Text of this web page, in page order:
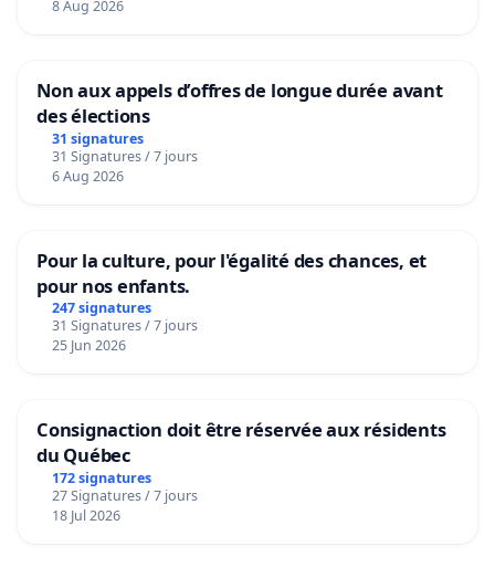
8 Aug 2026
Non aux appels d’offres de longue durée avant
des élections
31 signatures
31 Signatures / 7 jours
6 Aug 2026
Pour la culture, pour l'égalité des chances, et
pour nos enfants.
247 signatures
31 Signatures / 7 jours
25 Jun 2026
Consignaction doit être réservée aux résidents
du Québec
172 signatures
27 Signatures / 7 jours
18 Jul 2026